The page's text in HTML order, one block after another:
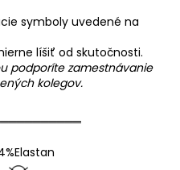
symboly uvedené na
líšiť od skutočnosti.
podporíte zamestnávanie
kolegov.